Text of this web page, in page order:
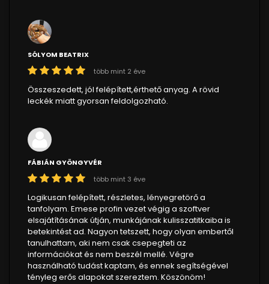
SÓLYOM BEATRIX
több mint 2 éve
Összeszedett, jól felépített,érthető anyag. A rövid
leckék miatt gyorsan feldolgozható.
FÁBIÁN GYÖNGYVÉR
több mint 3 éve
Logikusan felépített, részletes, lényegretörő a
tanfolyam. Emese profin vezet végig a szoftver
elsajátításának útján, munkájának kulisszatitkaiba is
betekintést ad. Nagyon tetszett, hogy olyan embertől
tanulhattam, aki nem csak csepegteti az
információkat és nem beszél mellé. Végre
használható tudást kaptam, és ennek segítségével
tényleg erős alapokat szereztem. Köszönöm!